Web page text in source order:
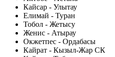
Кайсар - Улытау
Елимай - Туран
Тобол - Жетысу
Женис - Атырау
Окжетпес - Ордабасы
Кайрат - Кызыл-Жар СК